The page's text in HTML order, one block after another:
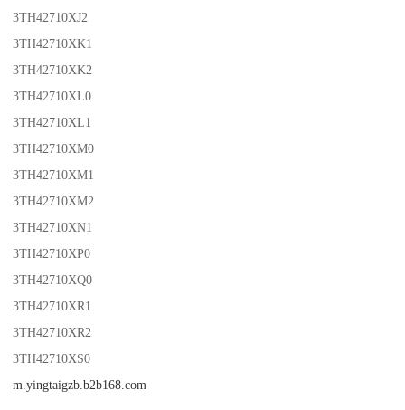
3TH42710XJ2
3TH42710XK1
3TH42710XK2
3TH42710XL0
3TH42710XL1
3TH42710XM0
3TH42710XM1
3TH42710XM2
3TH42710XN1
3TH42710XP0
3TH42710XQ0
3TH42710XR1
3TH42710XR2
3TH42710XS0
m.yingtaigzb.b2b168.com